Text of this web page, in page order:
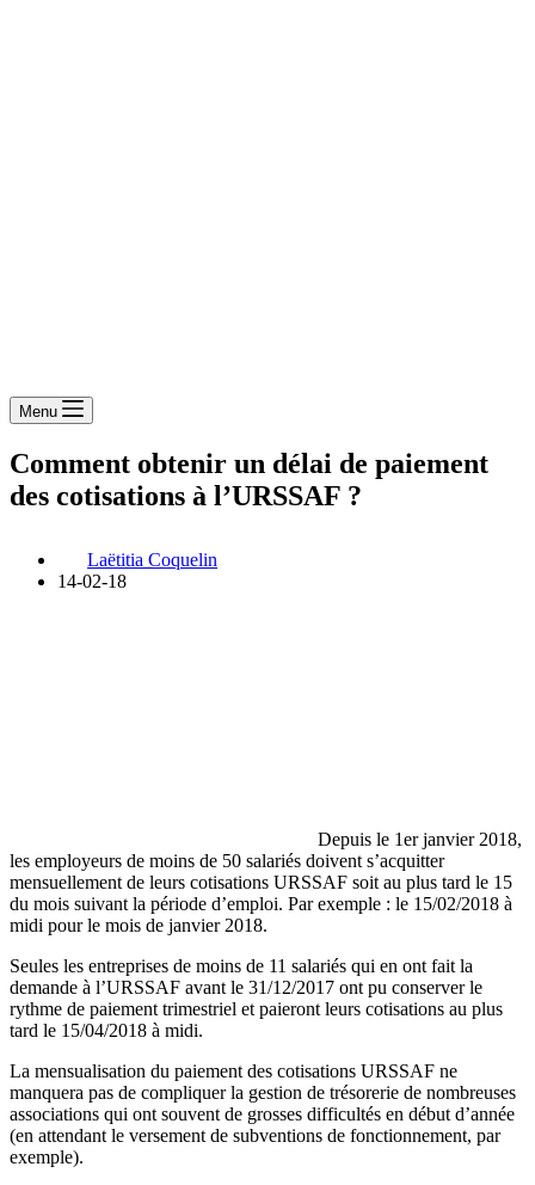
Menu
Comment obtenir un délai de paiement
des cotisations à l’URSSAF ?
Laëtitia Coquelin
14-02-18
Depuis le 1er janvier 2018,
les employeurs de moins de 50 salariés doivent s’acquitter
mensuellement de leurs cotisations URSSAF soit au plus tard le 15
du mois suivant la période d’emploi. Par exemple : le 15/02/2018 à
midi pour le mois de janvier 2018.
Seules les entreprises de moins de 11 salariés qui en ont fait la
demande à l’URSSAF avant le 31/12/2017 ont pu conserver le
rythme de paiement trimestriel et paieront leurs cotisations au plus
tard le 15/04/2018 à midi.
La mensualisation du paiement des cotisations URSSAF ne
manquera pas de compliquer la gestion de trésorerie de nombreuses
associations qui ont souvent de grosses difficultés en début d’année
(en attendant le versement de subventions de fonctionnement, par
exemple).